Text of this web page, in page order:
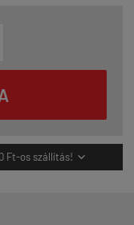
Ft-os szállítás! 